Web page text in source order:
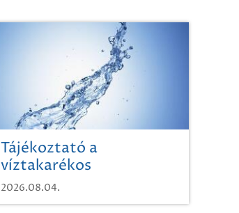
Tájékoztató a
víztakarékos
vízhasználatról
2026.08.04.